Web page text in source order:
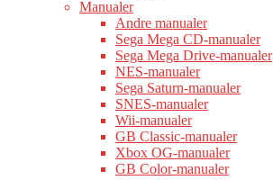
Manualer
Andre manualer
Sega Mega CD-manualer
Sega Mega Drive-manualer
NES-manualer
Sega Saturn-manualer
SNES-manualer
Wii-manualer
GB Classic-manualer
Xbox OG-manualer
GB Color-manualer